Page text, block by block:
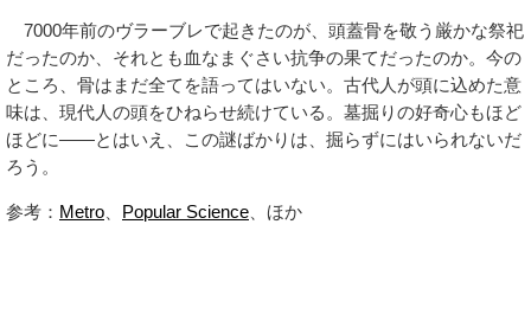
7000年前のヴラーブレで起きたのが、頭蓋骨を敬う厳かな祭祀
だったのか、それとも血なまぐさい抗争の果てだったのか。今の
ところ、骨はまだ全てを語ってはいない。古代人が頭に込めた意
味は、現代人の頭をひねらせ続けている。墓掘りの好奇心もほど
ほどに——とはいえ、この謎ばかりは、掘らずにはいられないだ
ろう。
参考： Metro Popular Science 、ほか